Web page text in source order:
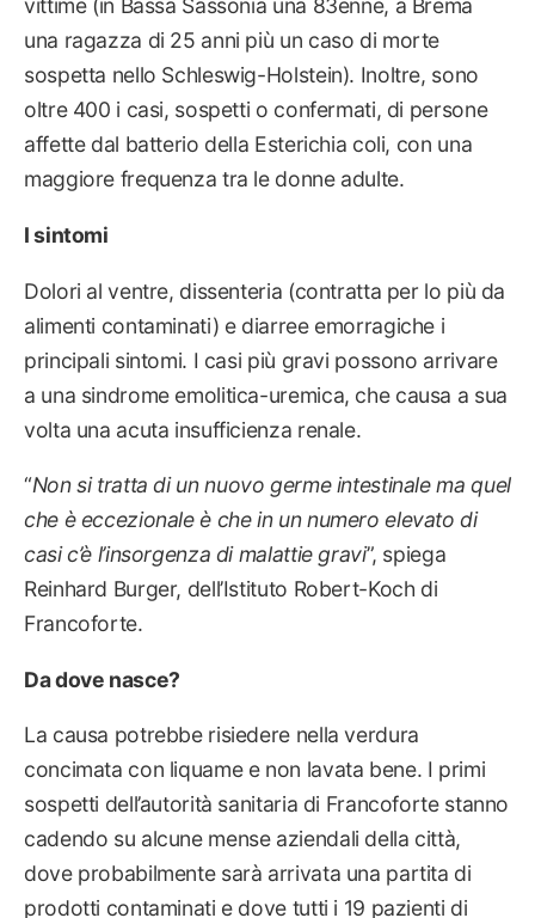
vittime (in Bassa Sassonia una 83enne, a Brema
una ragazza di 25 anni più un caso di morte
sospetta nello Schleswig-Holstein). Inoltre, sono
oltre 400 i casi, sospetti o confermati, di persone
affette dal batterio della Esterichia coli, con una
maggiore frequenza tra le donne adulte.
I sintomi
Dolori al ventre, dissenteria (contratta per lo più da
alimenti contaminati) e diarree emorragiche i
principali sintomi. I casi più gravi possono arrivare
a una sindrome emolitica-uremica, che causa a sua
volta una acuta insufficienza renale.
“Non si tratta di un nuovo germe intestinale ma quel
che è eccezionale è che in un numero elevato di
casi c’è l’insorgenza di malattie gravi”, spiega
Reinhard Burger, dell’Istituto Robert-Koch di
Francoforte.
Da dove nasce?
La causa potrebbe risiedere nella verdura
concimata con liquame e non lavata bene. I primi
sospetti dell’autorità sanitaria di Francoforte stanno
cadendo su alcune mense aziendali della città,
dove probabilmente sarà arrivata una partita di
prodotti contaminati e dove tutti i 19 pazienti di